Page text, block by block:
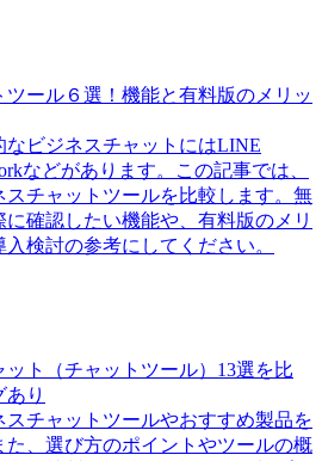
ール６選！機能と有料版のメリッ
ビジネスチャットにはLINE
などがあります。この記事では、
チャットツールを比較します。無
確認したい機能や、有料版のメリ
検討の参考にしてください。
ット（チャットツール）13選を比
り
チャットツールやおすすめ製品を
、選び方のポイントやツールの概